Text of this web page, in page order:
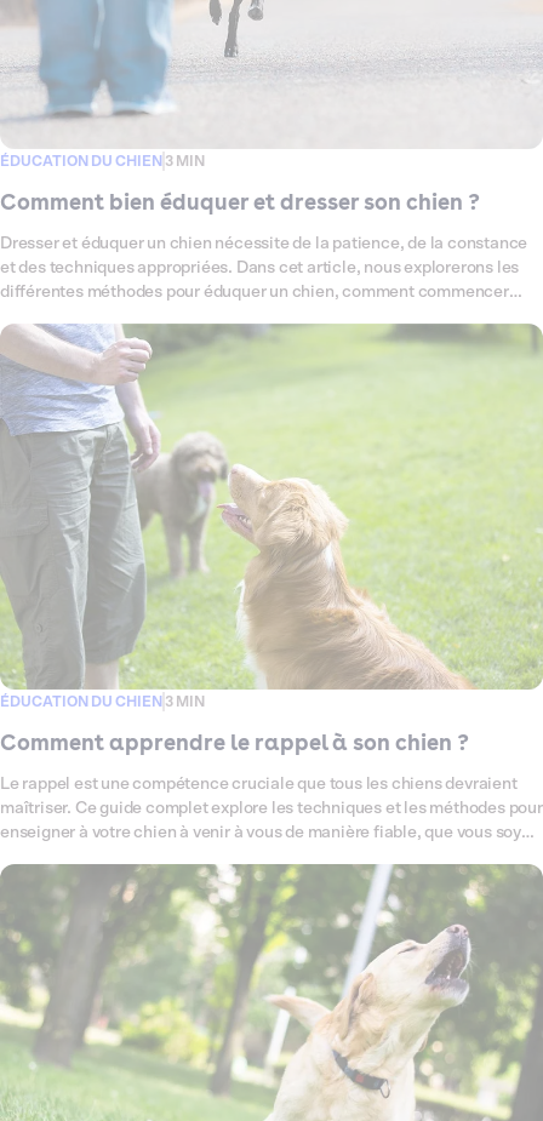
ÉDUCATION DU CHIEN 3 MIN
Comment bien éduquer et dresser son chien ?
Dresser et éduquer un chien nécessite de la patience, de la constance
et des techniques appropriées. Dans cet article, nous explorerons les
différentes méthodes pour éduquer un chien, comment commencer
comportement. Nous répondrons également aux questions courantes
liées au dressage des chiens.
ÉDUCATION DU CHIEN 3 MIN
Comment apprendre le rappel à son chien ?
Le rappel est une compétence cruciale que tous les chiens devraient
maîtriser. Ce guide complet explore les techniques et les méthodes pour
enseigner à votre chien à venir à vous de manière fiable, que vous soyez